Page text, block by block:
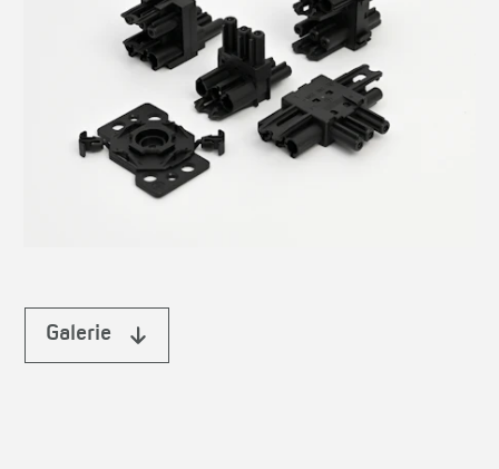
Galerie